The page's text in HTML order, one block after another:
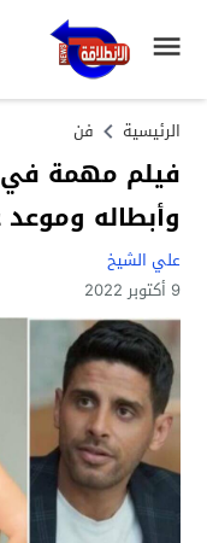
الرئيسية فن
فيلم مهمة
وأبطاله وموعد
علي الشيخ
9 أكتوبر 2022